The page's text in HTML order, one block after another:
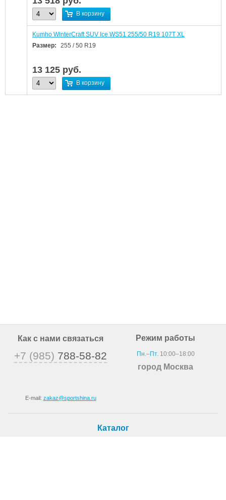
В корзину
Kumho WinterCraft SUV Ice WS51 255/50 R19 107T XL
Размер:
255 / 50 R19
13 125 руб.
В корзину
Как с нами связаться
+7 (985) 788-58-82
E-mail: zakaz@sportshina.ru
Режим работы
Пн.–Пт.10:00–18:00
город Москва
Каталог